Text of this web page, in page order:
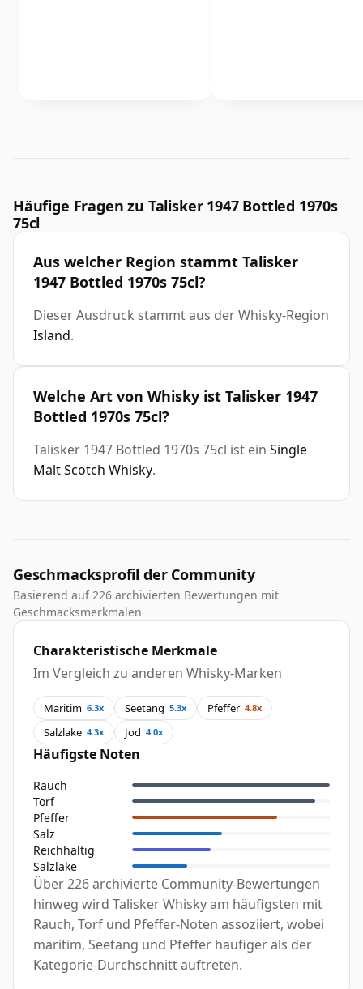
Häufige Fragen zu Talisker 1947 Bottled 1970s
75cl
Aus welcher Region stammt Talisker
1947 Bottled 1970s 75cl?
Dieser Ausdruck stammt aus der Whisky-Region
Island.
Welche Art von Whisky ist Talisker 1947
Bottled 1970s 75cl?
Talisker 1947 Bottled 1970s 75cl ist ein Single
Malt Scotch Whisky.
Geschmacksprofil der Community
Basierend auf 226 archivierten Bewertungen mit
Geschmacksmerkmalen
Charakteristische Merkmale
Im Vergleich zu anderen Whisky-Marken
Maritim 6.3x Seetang 5.3x Pfeffer 4.8x
Salzlake 4.3x Jod 4.0x
Häufigste Noten
Rauch
Torf
Pfeffer
Salz
Reichhaltig
Salzlake
Über 226 archivierte Community-Bewertungen
hinweg wird Talisker Whisky am häufigsten mit
Rauch, Torf und Pfeffer-Noten assoziiert, wobei
maritim, Seetang und Pfeffer häufiger als der
Kategorie-Durchschnitt auftreten.